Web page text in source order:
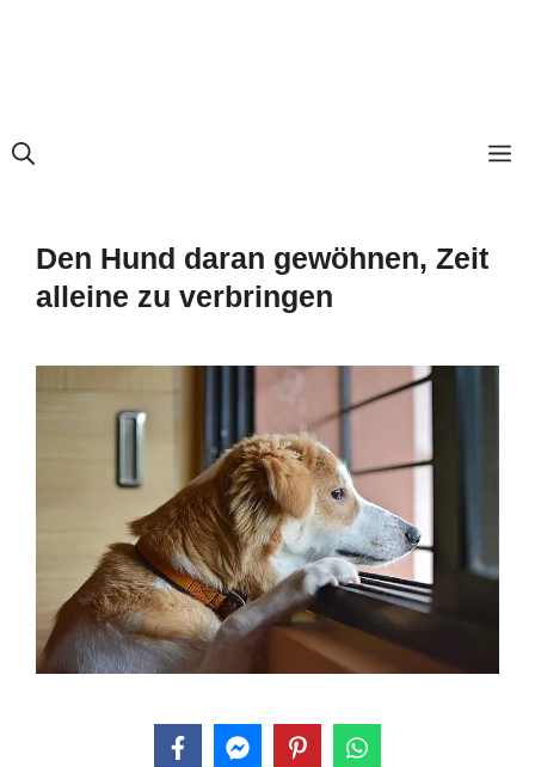
Den Hund daran gewöhnen, Zeit
alleine zu verbringen